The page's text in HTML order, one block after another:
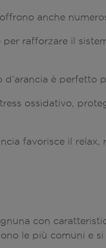
anche
per rafforzare il
d’arancia è perfetto
ossidativo,
favorisce il
con
le più comuni e